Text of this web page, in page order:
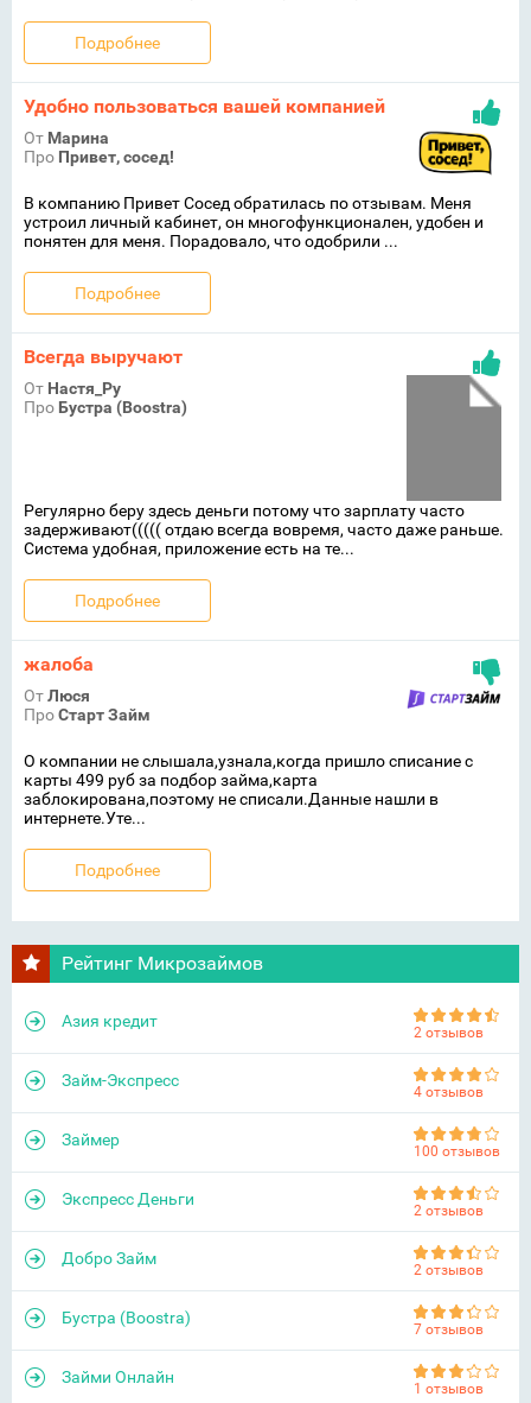
Подробнее
Удобно пользоваться вашей компанией
От Марина
Про Привет, сосед!
В компанию Привет Сосед обратилась по отзывам. Меня
устроил личный кабинет, он многофункционален, удобен и
понятен для меня. Порадовало, что одобрили ...
Подробнее
Всегда выручают
От Настя_Ру
Про Бустра (Boostra)
Регулярно беру здесь деньги потому что зарплату часто
задерживают((((( отдаю всегда вовремя, часто даже раньше.
Система удобная, приложение есть на те...
Подробнее
жалоба
ОтЛюся
ПроСтарт Займ
О компании не слышала,узнала,когда пришло списание с
карты 499 руб за подбор займа,карта
заблокирована,поэтому не списали.Данные нашли в
интернете.Уте...
Подробнее
Рейтинг Микрозаймов
Азия кредит
2 отзывов
Займ-Экспресс
4 отзывов
Займер
100 отзывов
Экспресс Деньги
2 отзывов
Добро Займ
2 отзывов
Бустра (Boostra)
7 отзывов
Займи Онлайн
1 отзывов